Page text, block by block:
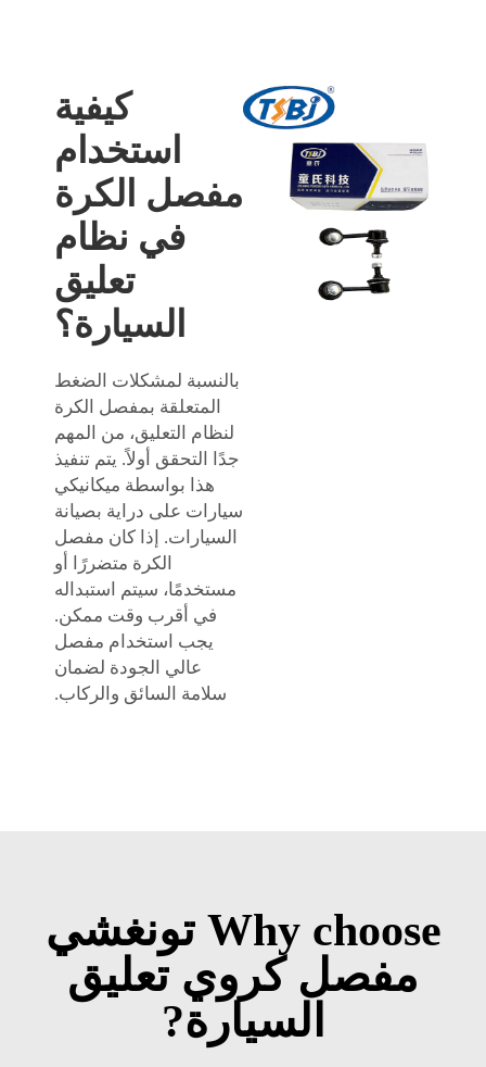
كيفية
استخدام
مفصل الكرة
في نظام
تعليق
السيارة؟
بالنسبة لمشكلات الضغط
المتعلقة بمفصل الكرة
لنظام التعليق، من المهم
جدًا التحقق أولاً. يتم تنفيذ
هذا بواسطة ميكانيكي
سيارات على دراية بصيانة
السيارات. إذا كان مفصل
الكرة متضررًا أو
مستخدمًا، سيتم استبداله
في أقرب وقت ممكن.
يجب استخدام مفصل
عالي الجودة لضمان
سلامة السائق والركاب.
Why choose تونغشي
مفصل كروي تعليق
السيارة?